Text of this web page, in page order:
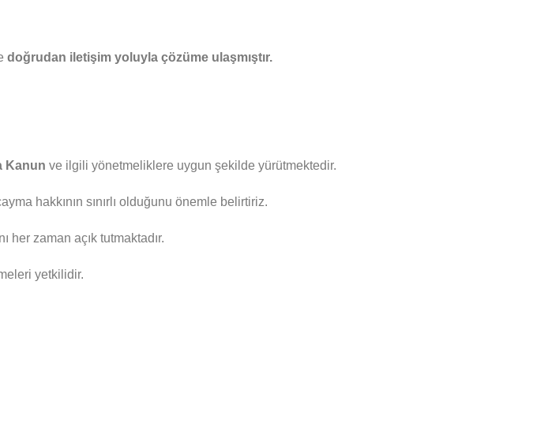
doğrudan iletişim yoluyla çözüme ulaşmıştır.
Kanun ve ilgili yönetmeliklere uygun şekilde yürütmektedir.
hakkının sınırlı olduğunu önemle belirtiriz.
her zaman açık tutmaktadır.
yetkilidir.